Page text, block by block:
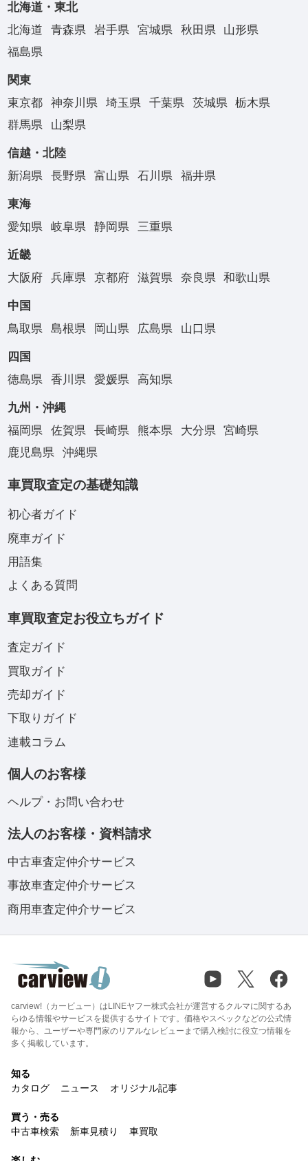
北海道・東北
北海道
青森県 岩手県 宮城県 秋田県
山形県
福島県
関東
東京都
神奈川県 埼玉県 千葉県 茨城県
栃木県
群馬県
山梨県
信越・北陸
新潟県
長野県 富山県 石川県 福井県
東海
愛知県
岐阜県 静岡県 三重県
近畿
大阪府
兵庫県 京都府 滋賀県 奈良県 和歌山県
中国
鳥取県
島根県 岡山県 広島県 山口県
四国
徳島県
香川県 愛媛県 高知県
九州・沖縄
福岡県
佐賀県 長崎県 熊本県 大分県
宮崎県
鹿児島県
沖縄県
車買取査定の基礎知識
初心者ガイド
廃車ガイド
用語集
よくある質問
車買取査定お役立ちガイド
査定ガイド
買取ガイド
売却ガイド
下取りガイド
連載コラム
個人のお客様
ヘルプ・お問い合わせ
法人のお客様・資料請求
中古車査定仲介サービス
事故車査定仲介サービス
商用車査定仲介サービス
carview!（カービュー）はLINEヤフー株式会社が運営するクルマに関するあ
らゆる情報やサービスを提供するサイトです。価格やスペックなどの公式情
報から、ユーザーや専門家のリアルなレビューまで購入検討に役立つ情報を
多く掲載しています。
知る
カタログ
ニュース オリジナル記事
買う・売る
中古車検索
新車見積り 車買取